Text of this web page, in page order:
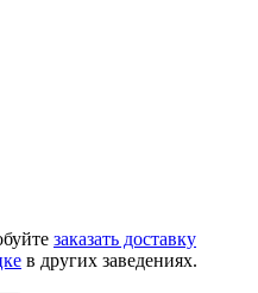
заказать доставку
в других заведениях.